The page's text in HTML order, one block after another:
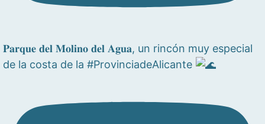
𝐏𝐚𝐫𝐪𝐮𝐞 𝐝𝐞𝐥 𝐌𝐨𝐥𝐢𝐧𝐨 𝐝𝐞𝐥 𝐀𝐠𝐮𝐚, un rincón muy especial
de la costa de la #ProvinciadeAlicante